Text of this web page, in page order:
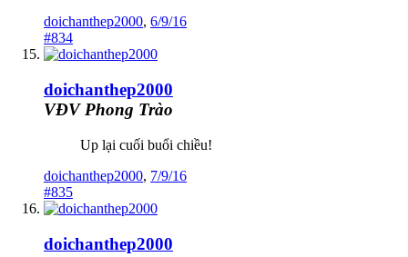
doichanthep2000, 6/9/16
#834
doichanthep2000
VĐV Phong Trào
Up lại cuối buổi chiều!
doichanthep2000, 7/9/16
#835
doichanthep2000